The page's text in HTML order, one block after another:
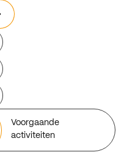
Voorgaande
activiteiten